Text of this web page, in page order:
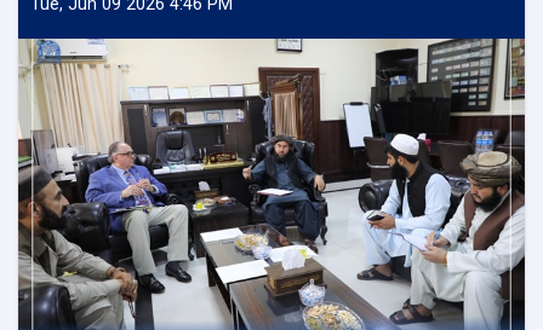
of
Uzbekistan’s
Central
Bank
Tue, Jun 09 2026 4:46 PM